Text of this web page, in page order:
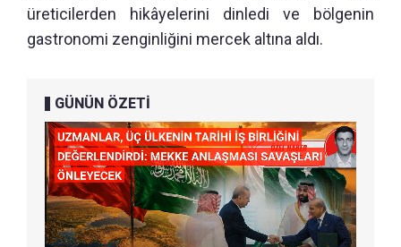
üreticilerden hikâyelerini dinledi ve bölgenin
gastronomi zenginliğini mercek altına aldı.
GÜNÜN ÖZETİ